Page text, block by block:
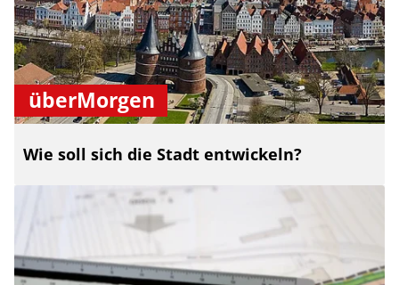
überMorgen
Wie soll sich die Stadt entwickeln?